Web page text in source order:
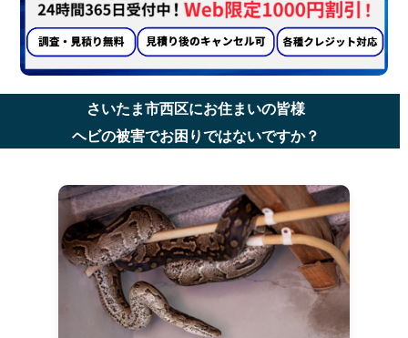
さいたま市西区にお住まいの皆様
ヘビの被害でお困りではないですか？